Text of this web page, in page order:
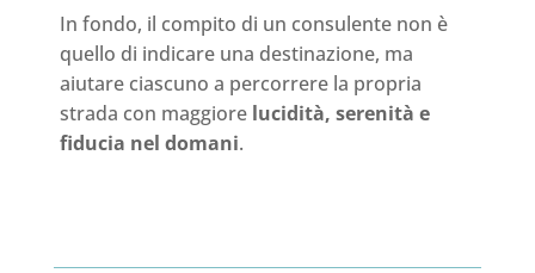
In fondo, il compito di un consulente non è
quello di indicare una destinazione, ma
aiutare ciascuno a percorrere la propria
strada con maggiore lucidità, serenità e
fiducia nel domani.